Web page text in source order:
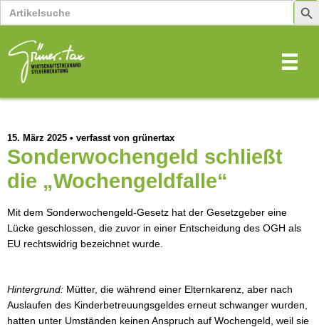
Search
for:
15. März 2025 • verfasst von grünertax
Sonderwochengeld schließt
die „Wochengeldfalle“
Mit dem Sonderwochengeld-Gesetz hat der Gesetzgeber eine
Lücke geschlossen, die zuvor in einer Entscheidung des OGH als
EU rechtswidrig bezeichnet wurde.
Hintergrund: Mütter, die während einer Elternkarenz, aber nach
Auslaufen des Kinderbetreuungsgeldes erneut schwanger wurden,
hatten unter Umständen keinen Anspruch auf Wochengeld, weil sie